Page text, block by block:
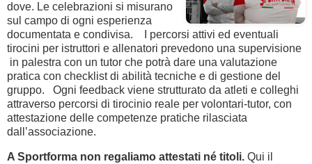
dove. Le celebrazioni si misurano
sul campo di ogni esperienza
documentata e condivisa. I percorsi attivi ed eventuali
tirocini per istruttori e allenatori prevedono una supervisione
in palestra con un tutor che potrà dare una valutazione
pratica con checklist di abilità tecniche e di gestione del
gruppo. Ogni feedback viene strutturato da atleti e colleghi
attraverso percorsi di tirocinio reale per volontari-tutor, con
attestazione delle competenze pratiche rilasciata
dall’associazione.
A Sportforma non regaliamo attestati né titoli. Qui il